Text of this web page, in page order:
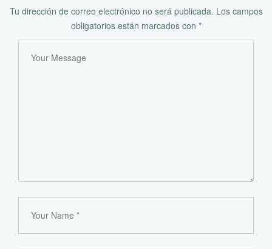
Tu dirección de correo electrónico no será publicada. Los campos
obligatorios están marcados con *